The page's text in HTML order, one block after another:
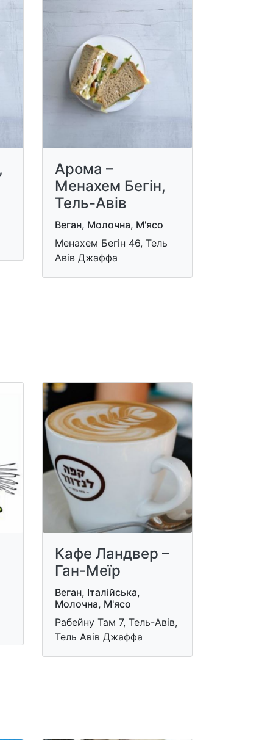
Арома –
Менахем Бегін,
Тель-Авів
Веган, Молочна, М'ясо
Менахем Бегін 46, Тель
Авів Джаффа
Кафе Ландвер –
Ган-Меїр
Веган, Італійська,
Молочна, М'ясо
Рабейну Там 7, Тель-Авів,
Тель Авів Джаффа